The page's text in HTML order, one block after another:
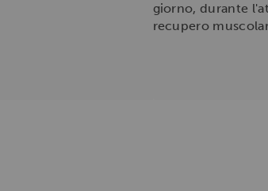
giorno, durante
recupero